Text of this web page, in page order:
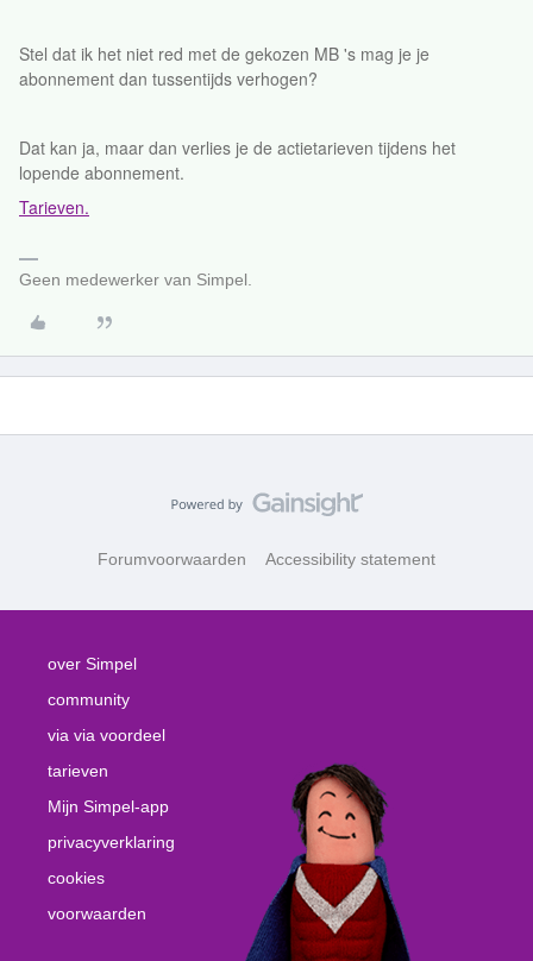
Stel dat ik het niet red met de gekozen MB 's mag je je
abonnement dan tussentijds verhogen?
Dat kan ja, maar dan verlies je de actietarieven tijdens het
lopende abonnement.
Tarieven.
Geen medewerker van Simpel.
Forumvoorwaarden Accessibility statement
over Simpel
community
via via voordeel
tarieven
Mijn Simpel-app
privacyverklaring
cookies
voorwaarden